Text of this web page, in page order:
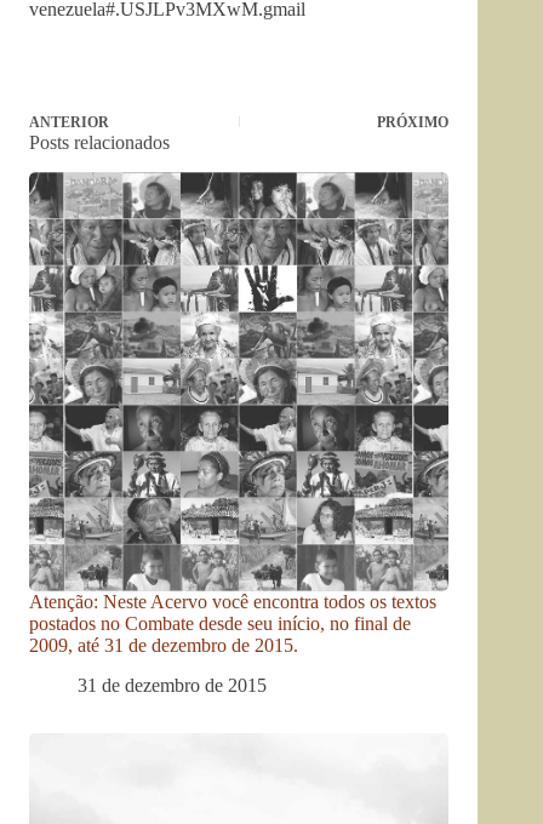
venezuela#.USJLPv3MXwM.gmail
ANTERIOR PRÓXIMO
Posts relacionados
Atenção: Neste Acervo você encontra todos os textos
postados no Combate desde seu início, no final de
2009, até 31 de dezembro de 2015.
31 de dezembro de 2015